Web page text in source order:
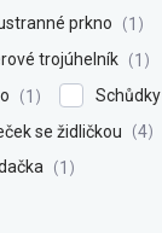
prkno
1
trojúhelník
1
1 Schůdky
se židličkou
4
1